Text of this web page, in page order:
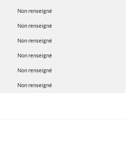
Non renseigné
Non renseigné
Non renseigné
Non renseigné
Non renseigné
Non renseigné